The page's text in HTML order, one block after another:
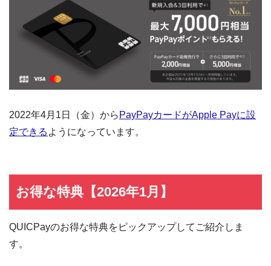
2022年4月1日（金）から PayPayカードがApple Payに設
定できる ようになっています。
お得な特典【2026年1月】
QUICPayのお得な特典をピックアップしてご紹介しま
す。